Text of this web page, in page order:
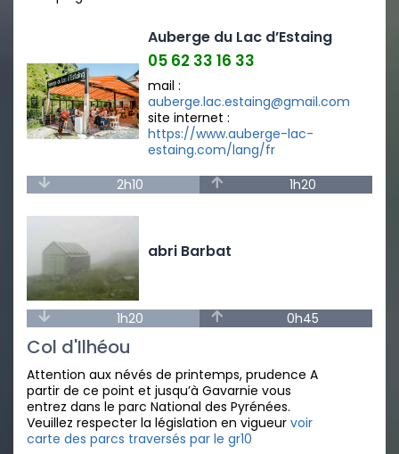
Auberge du Lac d’Estaing
05 62 33 16 33
mail :
auberge.lac.estaing@gmail.com
site internet :
https://www.auberge-lac-
estaing.com/lang/fr
2h10
1h20
abri Barbat
1h20 0h45
Col d'Ilhéou
Attention aux névés de printemps, prudence A
partir de ce point et jusqu’à Gavarnie vous
entrez dans le parc National des Pyrénées.
Veuillez respecter la législation en vigueur voir
carte des parcs traversés par le gr10